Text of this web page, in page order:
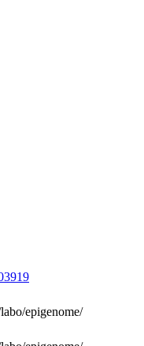
epigenome/